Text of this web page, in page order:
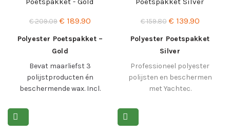
€209.09 Oorspronkelijke
was:
€ 189.90
Polyester Poetspakket –
Gold
Bevat maarliefst 3
polijstproducten én
beschermende wax. Incl.
€159.80 Oorspronkelijke
was:
€ 139.90Huidige
Polyester Poetspakket
Silver
Professioneel polyester
polijsten en beschermen
met Yachtec.